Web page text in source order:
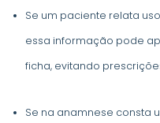
Se um paciente relata
essa informação pode
ficha, evitando
Se na anamnese consta